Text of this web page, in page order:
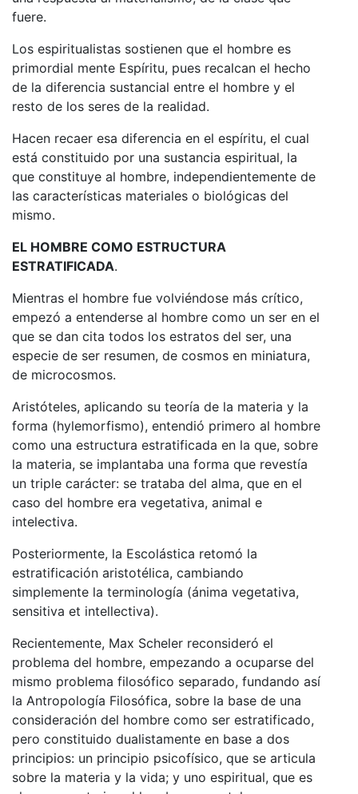
fuere.
Los espiritualistas sostienen que el hombre es
primordial mente Espíritu, pues recalcan el hecho
de la diferencia sustancial entre el hombre y el
resto de los seres de la realidad.
Hacen recaer esa diferencia en el espíritu, el cual
está constituido por una sustancia espiritual, la
que constituye al hombre, independien­temente de
las características materiales o biológicas del
mismo.
EL HOMBRE COMO ESTRUCTURA
ESTRATIFICADA.
Mientras el hombre fue volviéndose más crítico,
empezó a entenderse al hombre como un ser en el
que se dan cita todos los estratos del ser, una
especie de ser resumen, de cos­mos en miniatura,
de microcosmos.
Aristóteles, aplicando su teoría de la materia y la
forma (hylemorfismo), entendió primero al hombre
como una estructura estra­tificada en la que, sobre
la materia, se implantaba una forma que revestía
un triple carácter: se trataba del alma, que en el
caso del hombre era vegetativa, animal e
intelectiva.
Posteriormente, la Escolástica retomó la
estratificación aristotélica, cambiando
simplemente la terminología (ánima vegetativa,
sensitiva et intellectiva).
Recientemente, Max Scheler reconsideró el
problema del hombre, empezando a ocuparse del
mismo problema filosófico separado, fundando así
la Antropología Filosófica, sobre la base de una
consideración del hombre como ser estratificado,
pero constituido dualistamente en base a dos
principios: un principio psicofísico, que se articula
sobre la materia y la vida; y uno espiritual, que es